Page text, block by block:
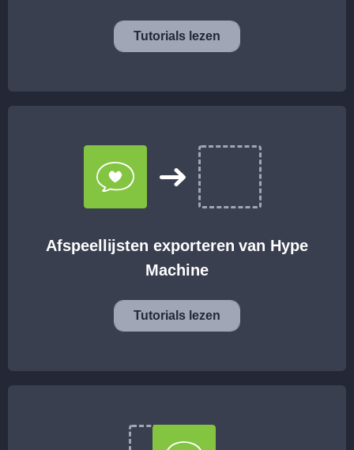
Tutorials lezen
Afspeellijsten exporteren van Hype
Machine
Tutorials lezen